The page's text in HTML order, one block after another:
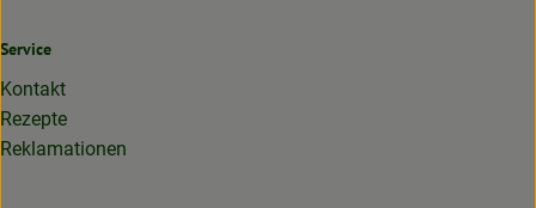
Service
Kontakt
Rezepte
Reklamationen